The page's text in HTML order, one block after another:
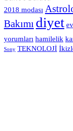
2018 modası
Bakımı diyet
yorumları hamilelik
Sony TEKNOLOJİ